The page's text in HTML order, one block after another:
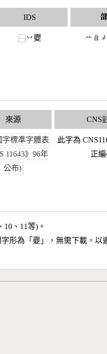
IDS
⿱丷夒
來源
字標準字體表
11643》96年
公布)
CNS
此字為
正
10、11等)。
形為「 夔 」，無需下載，以